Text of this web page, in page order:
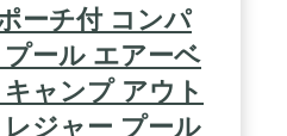
ーチ付 コンパ
ール エアーベ
キャンプ アウト
レジャー プール